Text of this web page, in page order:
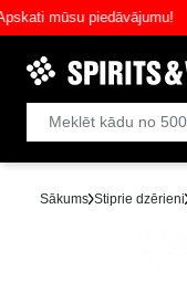
mūsu piedāvājumu!
Sākums Stiprie dzērieni